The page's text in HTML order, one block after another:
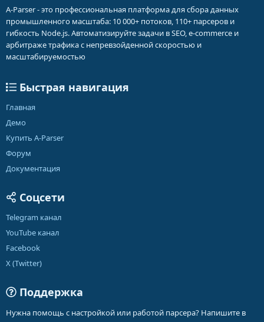
A-Parser - это профессиональная платформа для сбора данных
промышленного масштаба: 10 000+ потоков, 110+ парсеров и
гибкость Node.js. Автоматизируйте задачи в SEO, e-commerce и
арбитраже трафика с непревзойденной скоростью и
масштабируемостью
Быстрая навигация
Главная
Демо
Купить A-Parser
Форум
Документация
Соцсети
Telegram канал
YouTube канал
Facebook
X (Twitter)
Поддержка
Нужна помощь с настройкой или работой парсера? Напишите в